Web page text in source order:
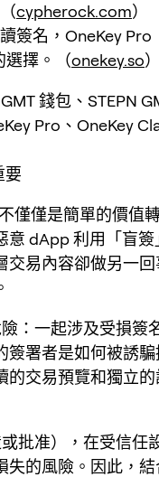
cypherock.com）
簽名，OneKey Pro
選擇。（onekey.so）
錢包、STEPN
Pro、OneKey
要
僅僅是簡單的價值
意 dApp 利用「盲簽
交易內容卻做另一
：一起涉及受損簽
署者是如何被誘
的交易預覽和獨立
批准），在受信任
失的風險。因此，